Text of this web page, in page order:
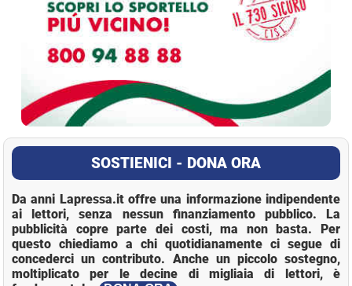
SOSTIENICI - DONA ORA
Da anni Lapressa.it offre una informazione indipendente
ai lettori, senza nessun finanziamento pubblico. La
pubblicità copre parte dei costi, ma non basta. Per
questo chiediamo a chi quotidianamente ci segue di
concederci un contributo. Anche un piccolo sostegno,
moltiplicato per le decine di migliaia di lettori, è